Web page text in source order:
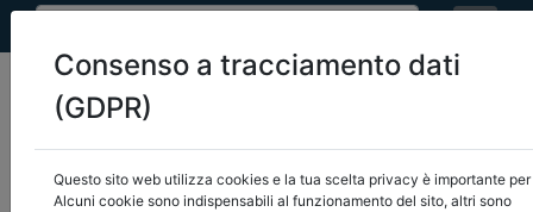
home eventi/torna indietro
Consenso a tracciamento dati
(GDPR)
Questo sito web utilizza cookies e la tua scelta privacy è importante per
Alcuni cookie sono indispensabili al funzionamento del sito, altri sono